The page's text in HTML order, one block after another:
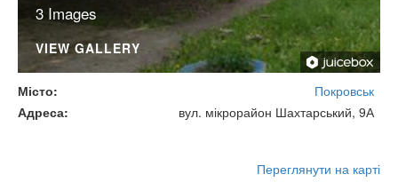
3 Images
VIEW GALLERY
Місто
Покровськ
Адреса
вул. мікрорайон Шахтарський, 9А
Переглянути на карті